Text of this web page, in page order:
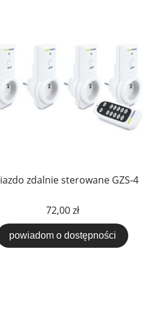
zdalnie sterowane GZS-4
72,00 zł
powiadom o dostępności